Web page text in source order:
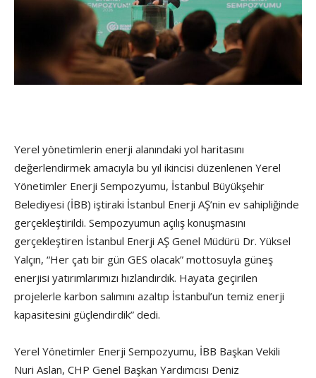
Yerel yönetimlerin enerji alanındaki yol haritasını
değerlendirmek amacıyla bu yıl ikincisi düzenlenen Yerel
Yönetimler Enerji Sempozyumu, İstanbul Büyükşehir
Belediyesi (İBB) iştiraki İstanbul Enerji AŞ’nin ev sahipliğinde
gerçekleştirildi. Sempozyumun açılış konuşmasını
gerçekleştiren İstanbul Enerji AŞ Genel Müdürü Dr. Yüksel
Yalçın, “Her çatı bir gün GES olacak” mottosuyla güneş
enerjisi yatırımlarımızı hızlandırdık. Hayata geçirilen
projelerle karbon salımını azaltıp İstanbul’un temiz enerji
kapasitesini güçlendirdik” dedi.
Yerel Yönetimler Enerji Sempozyumu, İBB Başkan Vekili
Nuri Aslan, CHP Genel Başkan Yardımcısı Deniz